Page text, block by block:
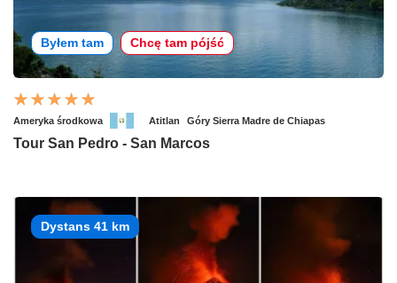
Byłem tam Chcę tam pójść
Ameryka środkowa Atitlan Góry Sierra Madre de Chiapas
Tour San Pedro - San Marcos
Dystans 41 km